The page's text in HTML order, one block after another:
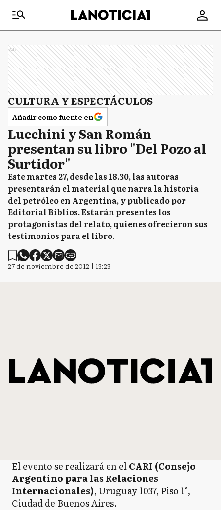
Ads
CULTURA Y ESPECTÁCULOS
Añadir como fuente en
Lucchini y San Román
presentan su libro "Del Pozo al
Surtidor"
Este martes 27, desde las 18.30, las autoras
presentarán el material que narra la historia
del petróleo en Argentina, y publicado por
Editorial Biblios. Estarán presentes los
protagonistas del relato, quienes ofrecieron sus
testimonios para el libro.
27 de noviembre de 2012 | 13:23
El evento se realizará en elCARI (Consejo
Argentino para las Relaciones
Internacionales), Uruguay 1037, Piso 1°,
Ciudad de Buenos Aires.